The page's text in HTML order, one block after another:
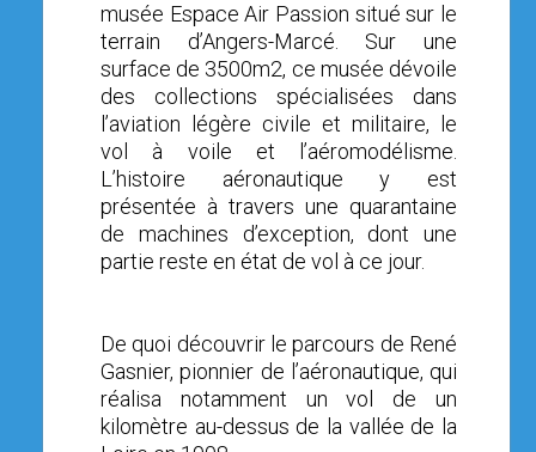
musée Espace Air Passion situé sur le
terrain d’Angers-Marcé. Sur une
surface de 3500m2, ce musée dévoile
des collections spécialisées dans
l’aviation légère civile et militaire, le
vol à voile et l’aéromodélisme.
L’histoire aéronautique y est
présentée à travers une quarantaine
de machines d’exception, dont une
partie reste en état de vol à ce jour.
De quoi découvrir le parcours de René
Gasnier, pionnier de l’aéronautique, qui
réalisa notamment un vol de un
kilomètre au-dessus de la vallée de la